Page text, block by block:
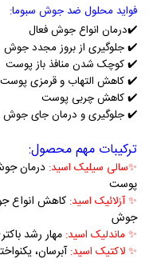
فواید محلول ضد جوش سبوما:
✔️درمان انواع جوش فعال
✔️جلوگیری از بروز مجدد جوش
✔️کوچک شدن منافذ باز پوست
✔️کاهش التهاب و قرمزی پوست
✔️کاهش چربی پوست
✔️جلوگیری و درمان جای جوش
ترکیبات مهم محصول:
✨سالی سیلیک اسید: درمان
پوست
✨آزلائیک اسید: کاهش انواع
جوش
✨ماندلیک اسید: مهار رشد
✨لاکتیک اسید:آبرسان،